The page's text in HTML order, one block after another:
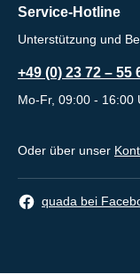
Service-Hotline
Unterstützung und
+49 (0) 23 72 – 55
Mo-Fr, 09:00 - 16:00
Oder über unser
quada bei